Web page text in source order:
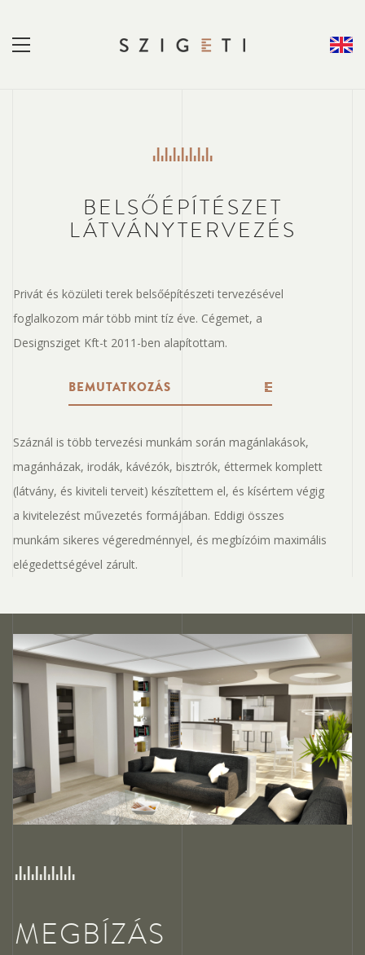
BELSŐÉPÍTÉSZET
LÁTVÁNYTERVEZÉS
Privát és közületi terek belsőépítészeti tervezésével
foglalkozom már több mint tíz éve. Cégemet, a
Designsziget Kft-t 2011-ben alapítottam.
BEMUTATKOZÁS
Száznál is több tervezési munkám során magánlakások,
magánházak, irodák, kávézók, bisztrók, éttermek komplett
(látvány, és kiviteli terveit) készítettem el, és kísértem végig
a kivitelezést művezetés formájában. Eddigi összes
munkám sikeres végeredménnyel, és megbízóim maximális
elégedettségével zárult.
MEGBÍZÁS